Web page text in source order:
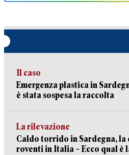
Il caso
Emergenza plastica in
è stata sospesa la raccolta
La rilevazione
Caldo torrido in Sardegna, la
roventi in Italia – Ecco qual è